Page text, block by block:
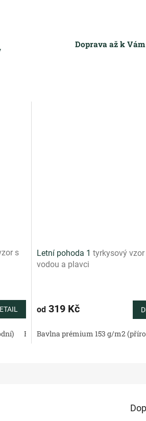
Doprava až k
Bavlněné plátno standard (přírodní)
s
Bavlněný satén 130 g/m2 (přírodní)
Letní pohoda 1 tyrkysový vzor
vodou a plavci
od 319 Kč
Bavlna prémium 153 g/m2